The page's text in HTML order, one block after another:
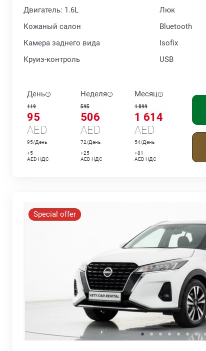
Двигатель: 1.6L
Кожаный салон
Камера заднего вида
Круиз-контроль
Люк
Bluetooth
Isofix
USB
День
119
95
AED
95/День
+5
AED НДС
Неделя
595
506
AED
72/День
+25
AED НДС
Месяц
1 899
1 614
AED
54/День
+81
AED НДС
Special offer